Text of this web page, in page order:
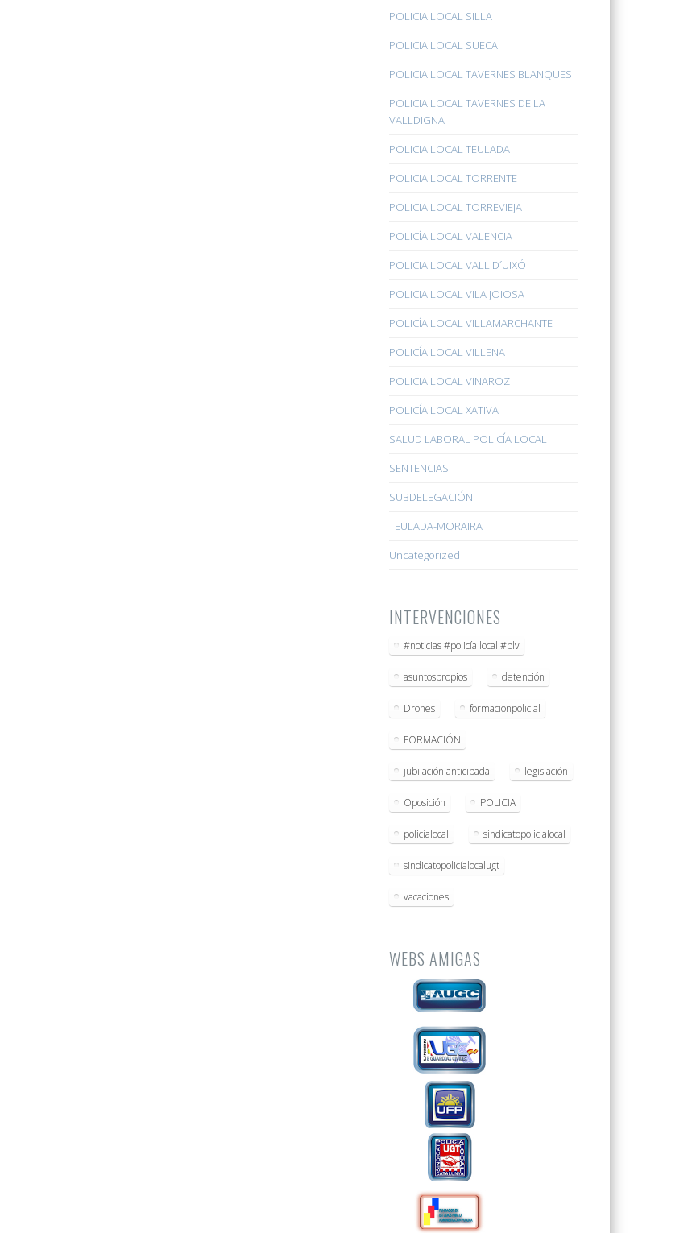
POLICIA LOCAL SILLA
POLICIA LOCAL SUECA
POLICIA LOCAL TAVERNES BLANQUES
POLICIA LOCAL TAVERNES DE LA
VALLDIGNA
POLICIA LOCAL TEULADA
POLICIA LOCAL TORRENTE
POLICIA LOCAL TORREVIEJA
POLICÍA LOCAL VALENCIA
POLICIA LOCAL VALL D´UIXÓ
POLICIA LOCAL VILA JOIOSA
POLICÍA LOCAL VILLAMARCHANTE
POLICÍA LOCAL VILLENA
POLICIA LOCAL VINAROZ
POLICÍA LOCAL XATIVA
SALUD LABORAL POLICÍA LOCAL
SENTENCIAS
SUBDELEGACIÓN
TEULADA-MORAIRA
Uncategorized
INTERVENCIONES
#noticias #policía local #plv
asuntospropios detención
Drones formacionpolicial
FORMACIÓN
jubilación anticipada legislación
Oposición POLICIA
policíalocal sindicatopolicialocal
sindicatopolicíalocalugt
vacaciones
WEBS AMIGAS